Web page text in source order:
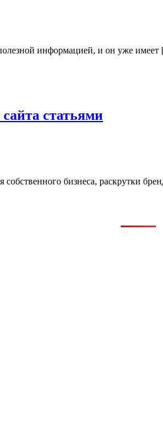
информацией, и он уже
статьями
собственного бизнеса, раскрутки